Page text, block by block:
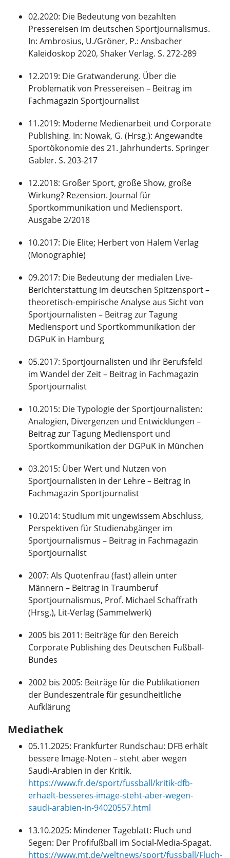
02.2020: Die Bedeutung von bezahlten
Pressereisen im deutschen Sportjournalismus.
In: Ambrosius, U./Gröner, P.: Ansbacher
Kaleidoskop 2020, Shaker Verlag. S. 272-289
12.2019: Die Gratwanderung. Über die
Problematik von Pressereisen – Beitrag im
Fachmagazin Sportjournalist
11.2019: Moderne Medienarbeit und Corporate
Publishing. In: Nowak, G. (Hrsg.): Angewandte
Sportökonomie des 21. Jahrhunderts. Springer
Gabler. S. 203-217
12.2018: Großer Sport, große Show, große
Wirkung? Rezension. Journal für
Sportkommunikation und Mediensport.
Ausgabe 2/2018
10.2017: Die Elite; Herbert von Halem Verlag
(Monographie)
09.2017: Die Bedeutung der medialen Live-
Berichterstattung im deutschen Spitzensport –
theoretisch-empirische Analyse aus Sicht von
Sportjournalisten – Beitrag zur Tagung
Mediensport und Sportkommunikation der
DGPuK in Hamburg
05.2017: Sportjournalisten und ihr Berufsfeld
im Wandel der Zeit – Beitrag in Fachmagazin
Sportjournalist
10.2015: Die Typologie der Sportjournalisten:
Analogien, Divergenzen und Entwicklungen –
Beitrag zur Tagung Mediensport und
Sportkommunikation der DGPuK in München
03.2015: Über Wert und Nutzen von
Sportjournalisten in der Lehre – Beitrag in
Fachmagazin Sportjournalist
10.2014: Studium mit ungewissem Abschluss,
Perspektiven für Studienabgänger im
Sportjournalismus – Beitrag in Fachmagazin
Sportjournalist
2007: Als Quotenfrau (fast) allein unter
Männern – Beitrag in Traumberuf
Sportjournalismus, Prof. Michael Schaffrath
(Hrsg.), Lit-Verlag (Sammelwerk)
2005 bis 2011: Beiträge für den Bereich
Corporate Publishing des Deutschen Fußball-
Bundes
2002 bis 2005: Beiträge für die Publikationen
der Bundeszentrale für gesundheitliche
Aufklärung
Mediathek
05.11.2025: Frankfurter Rundschau: DFB erhält
bessere Image-Noten – steht aber wegen
Saudi-Arabien in der Kritik.
https://www.fr.de/sport/fussball/kritik-dfb-
erhaelt-besseres-image-steht-aber-wegen-
saudi-arabien-in-94020557.html
13.10.2025: Mindener Tageblatt: Fluch und
Segen: Der Profifußball im Social-Media-Spagat.
https://www.mt.de/weltnews/sport/fussball/Fluch-